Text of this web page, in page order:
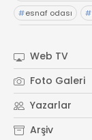
#esnaf odası #
Web TV
Foto Galeri
Yazarlar
Arşiv